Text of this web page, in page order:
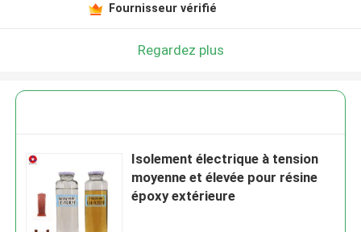
Fournisseur vérifié
Regardez plus
Isolement électrique à tension
moyenne et élevée pour résine
époxy extérieure